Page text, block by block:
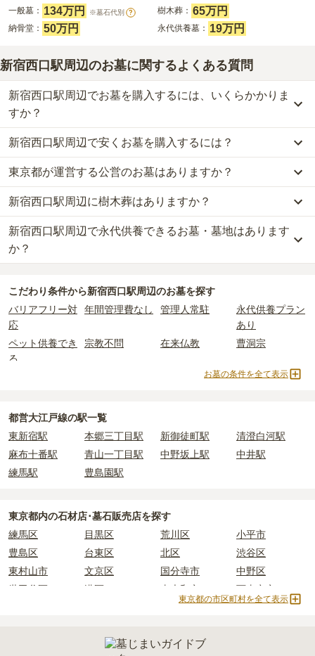
一般墓： 134万円 ※墓石代別 ? 樹木葬： 65万円
納骨堂： 50万円 永代供養墓： 19万円
新宿西口駅周辺のお墓に関するよくある質問
新宿西口駅周辺でお墓を購入するには、いくらかかりま
すか？
新宿西口駅周辺での購入費用の目安は、一般墓が約301万円、樹木
葬が約65万円、納骨堂が約50万円、永代供養墓が約19万円です。
一般墓を建てる場合は、「永代使用料（土地代）」と「墓石代」の
2つが主な費用となります。
新宿西口駅周辺の一般墓の永代使用料の平均は
で、墓石代
さ・素材によって変わります。
樹木葬・納骨堂・永代供養墓は、基本的に墓石代がかからず、永代
なお、お墓によっては以下の費用が別途かかる場合があります。
・開眼法要の費用：お墓を新しく建てた際に行う儀式のための費
用。僧侶に渡すお布施がかかります。
・納骨式の費用
：お墓に遺骨を納める儀式のための費用。僧侶に渡
すお布施、会食などの費用がかかります。
：お墓の管理費。契約後、毎年発生するケースがあり
正確な費用は、区画や石材の選び方によって大きく変わるため、見
積もりを取るまで確定しません。
現地見学では、担当者に「提示金額以外にかかる費用はないか」を
必ず確認することをおすすめします。
新宿西口駅周辺で安くお墓を購入するには？
新宿西口駅周辺で一番安価なお墓は、法華宗 立正寺
で、
10万円からお求めいただけます。
一般的に最も費用を抑えられるのは、他の方のご遺骨と一緒に埋葬
する「合祀墓（ごうしぼ）」と呼ばれるタイプです。個別のお墓に
比べて省スペースで管理の手間がかからないため、費用が安く設定
されています。
価格の目安は、1名あたり5万円〜30万円程度です。
新宿西口駅周辺 で安価なお墓を探したい場合は、
び替えてお墓を探すのがおすすめです。
東京都が運営する公営のお墓はありますか？
新宿西口駅周辺には、公営の霊園の掲載がありません。
一方で、東京都内には、県または市区町村が運営する公営の霊園が
16件あります。
公営霊園は民営の霊園と異なり、契約にあたって応募資格が設けら
主な条件として、遺骨がすでにある、該当の市区町村に一定年数以
上住んでいるなどが挙げられます。
条件を満たさない場合は、申し込み自体ができないことも多いた
め、事前の確認が重要です。
契約条件の詳細は、各霊園のページをご確認いただくか、資料請求
新宿西口駅周辺に樹木葬はありますか？
新宿西口駅周辺には、2件の樹木葬があります。
詳しくは、
新宿西口駅周辺で永代供養できるお墓・墓地はあります
か？
詳しくは、新宿西口駅周辺の永代供養の一覧をご覧ください。
こだわり条件から新宿西口駅周辺のお墓を探す
バリアフリー対
応
年間管理費なし 管理人常駐
永代供養プラン
あり
ペット供養でき
る
宗教不問 在来仏教 曹洞宗
永代供養墓
3人用区画あり
お墓の条件を全て表示
都営大江戸線の駅一覧
東新宿駅
本郷三丁目駅 新御徒町駅
清澄白河駅
麻布十番駅
青山一丁目駅 中野坂上駅
中井駅
練馬駅
豊島園駅
東京都内の石材店･墓石販売店を探す
練馬区
目黒区 荒川区
小平市
豊島区
台東区 北区
渋谷区
東村山市
文京区 国分寺市
中野区
世田谷区
港区 東大和市
西東京市
町田市 府中市
東京都の市区町村を全て表示